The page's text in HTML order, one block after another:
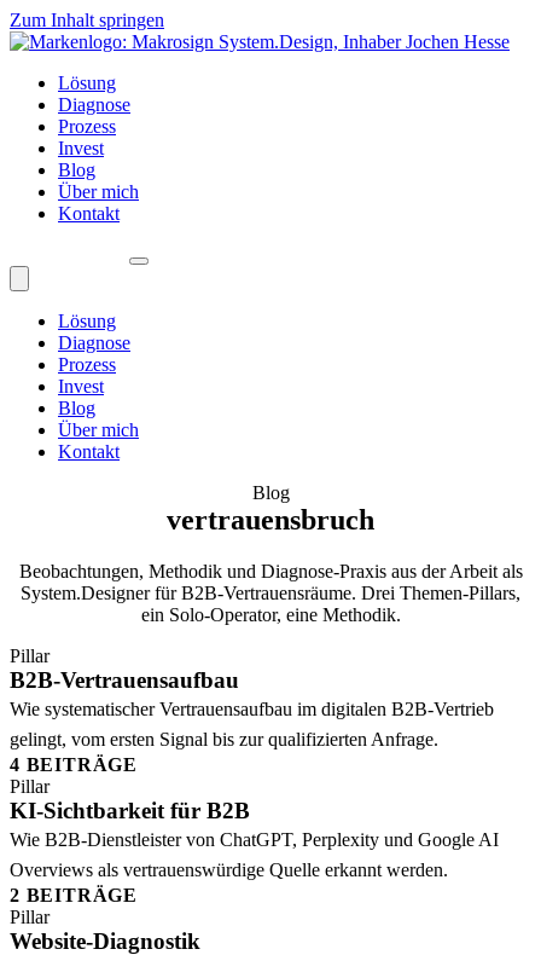
Zum Inhalt springen
Lösung
Diagnose
Prozess
Invest
Blog
Über mich
Kontakt
Lösung
Diagnose
Prozess
Invest
Blog
Über mich
Kontakt
Blog
vertrauensbruch
Beobachtungen, Methodik und Diagnose-Praxis aus der Arbeit als
System.Designer für B2B-Vertrauensräume. Drei Themen-Pillars,
ein Solo-Operator, eine Methodik.
Pillar
B2B-Vertrauensaufbau
Wie systematischer Vertrauensaufbau im digitalen B2B-Vertrieb
gelingt, vom ersten Signal bis zur qualifizierten Anfrage.
4 BEITRÄGE
Pillar
KI-Sichtbarkeit für B2B
Wie B2B-Dienstleister von ChatGPT, Perplexity und Google AI
Overviews als vertrauenswürdige Quelle erkannt werden.
2 BEITRÄGE
Pillar
Website-Diagnostik